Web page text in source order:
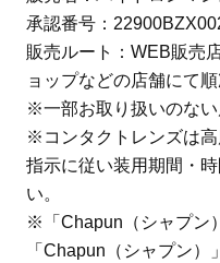
承認番号：
販売ルート：WEB販売
ョップなどの店舗にて
※一部お取り扱いのない
※コンタクトレンズは
指示に従い装用期間・
い。
※「Chapun（シャプン
「Chapun（シャプン